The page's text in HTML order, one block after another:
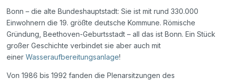
Bonn – die alte Bundeshauptstadt: Sie ist mit rund 330.000
Einwohnern die 19. größte deutsche Kommune. Römische
Gründung, Beethoven-Geburtsstadt – all das ist Bonn. Ein Stück
großer Geschichte verbindet sie aber auch mit
einerWasseraufbereitungsanlage!
Von 1986 bis 1992 fanden die Plenarsitzungen des